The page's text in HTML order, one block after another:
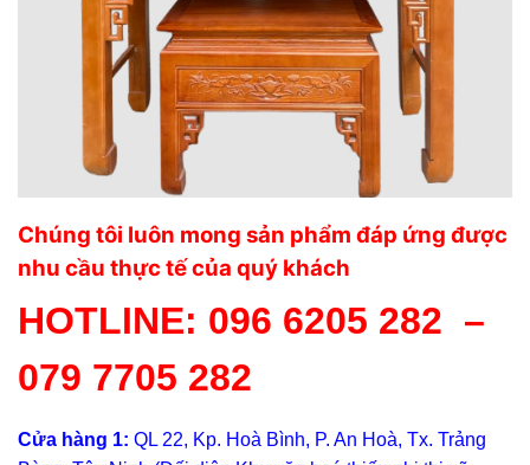
Chúng tôi luôn mong sản phẩm đáp ứng được
nhu cầu thực tế của quý khách
HOTLINE: 096 6205 282 –
079 7705 282
Cửa hàng 1: QL 22, Kp. Hoà Bình, P. An Hoà, Tx. Trảng